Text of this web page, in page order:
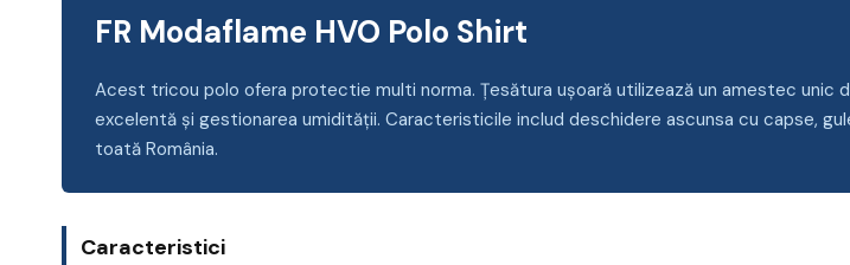
FR Modaflame HVO Polo Shirt
Acest tricou polo ofera protectie multi norma. Țesătura ușoară utilizează un amestec
excelentă și gestionarea umidității. Caracteristicile includ deschidere ascunsa cu capse,
toată România.
Caracteristici